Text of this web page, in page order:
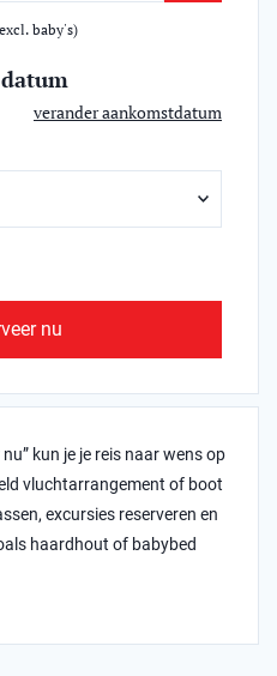
baby's)
verander aankomstdatum
nu
kun je je reis naar wens op
vluchtarrangement of boot
excursies reserveren en
haardhout of babybed